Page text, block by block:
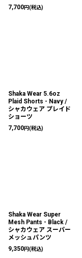
7,700円(税込)
Shaka Wear 5.6oz
Plaid Shorts - Navy /
シャカウェア プレイド
ショーツ
7,700円(税込)
Shaka Wear Super
Mesh Pants - Black /
シャカウェア スーパー
メッシュパンツ
9,350円(税込)